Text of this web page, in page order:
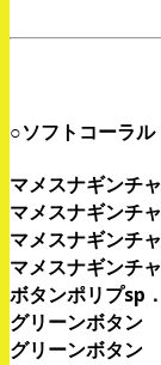
○ソフトコーラル
マメスナギンチ
マメスナギン
マメスナギンチ
マメスナギン
ボタンポリプsp
グリーンボタン
グリーンボタン